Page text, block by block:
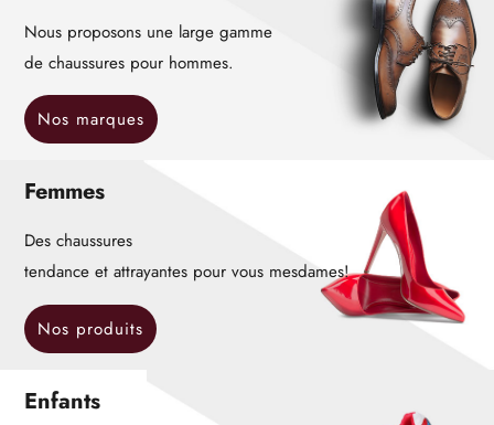
Nous proposons une large gamme
de chaussures pour hommes.
Nos marques
Femmes
Des chaussures
tendance et attrayantes pour vous mesdames!
Nos produits
Enfants